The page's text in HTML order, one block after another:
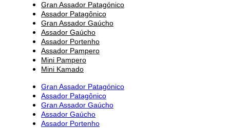
Gran Assador Patagónico
Assador Patagônico
Gran Assador Gaúcho
Assador Gaúcho
Assador Portenho
Assador Pampero
Mini Pampero
Mini Kamado
Gran Assador Patagónico
Assador Patagônico
Gran Assador Gaúcho
Assador Gaúcho
Assador Portenho